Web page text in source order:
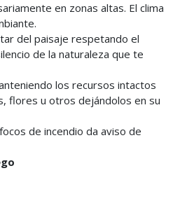
en zonas altas. El clima
del paisaje respetando el
de la naturaleza que te
los recursos intactos
flores u otros dejándolos en su
de incendio da aviso de